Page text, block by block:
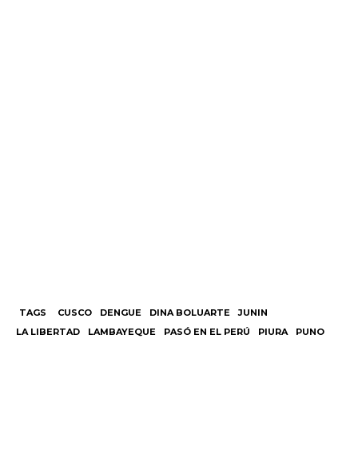
TAGS CUSCO DENGUE DINA BOLUARTE
JUNIN
LA LIBERTAD
LAMBAYEQUE PASÓ EN EL PERÚ PIURA PUNO